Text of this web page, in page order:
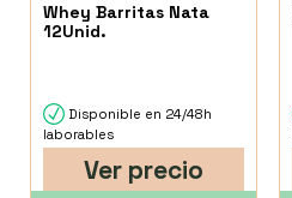
Whey Barritas Nata
12Unid.
Disponible en 24/48h
laborables
Ver precio